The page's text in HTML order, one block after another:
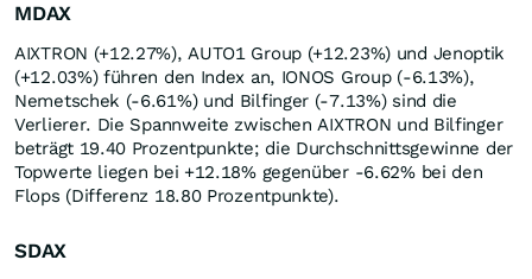
MDAX
AIXTRON (+12.27%), AUTO1 Group (+12.23%) und Jenoptik
(+12.03%) führen den Index an, IONOS Group (-6.13%),
Nemetschek (-6.61%) und Bilfinger (-7.13%) sind die
Verlierer. Die Spannweite zwischen AIXTRON und Bilfinger
beträgt 19.40 Prozentpunkte; die Durchschnittsgewinne der
Topwerte liegen bei +12.18% gegenüber -6.62% bei den
Flops (Differenz 18.80 Prozentpunkte).
SDAX